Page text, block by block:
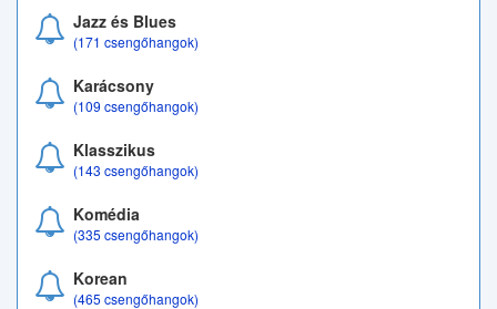
Jazz és Blues
(171 csengőhangok)
Karácsony
(109 csengőhangok)
Klasszikus
(143 csengőhangok)
Komédia
(335 csengőhangok)
Korean
(465 csengőhangok)